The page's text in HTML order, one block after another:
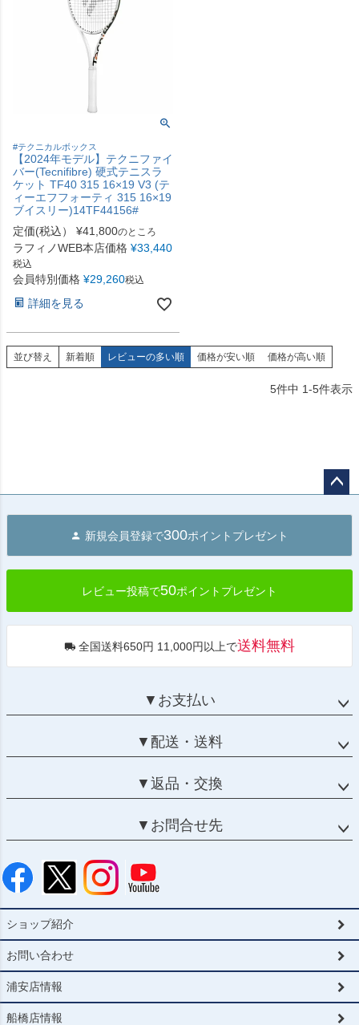
#テクニカルボックス
【2024年モデル】テクニファイ
バー(Tecnifibre) 硬式テニスラ
ケット TF40 315 16×19 V3 (テ
ィーエフフォーティ 315 16×19
ブイスリー)14TF44156#
定価(税込）
¥41,800のところ
ラフィノWEB本店価格 ¥33,440
税込
会員特別価格 ¥29,260税込
詳細を見る
並び替え 新着順 レビューの多い順 価格が安い順 価格が高い順
5件中 1-5件表示
へ
新規会員登録で300ポイントプレゼント
レビュー投稿で50ポイントプレゼント
全国送料650円 11,000円以上で送料無料
▼お支払い
▼配送・送料
▼返品・交換
▼お問合せ先
ショップ紹介
お問い合わせ
浦安店情報
船橋店情報